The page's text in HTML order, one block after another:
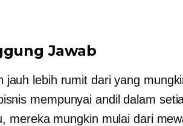
Jawab
jauh lebih rumit dari yang
mempunyai andil dalam
mereka mungkin mulai dari